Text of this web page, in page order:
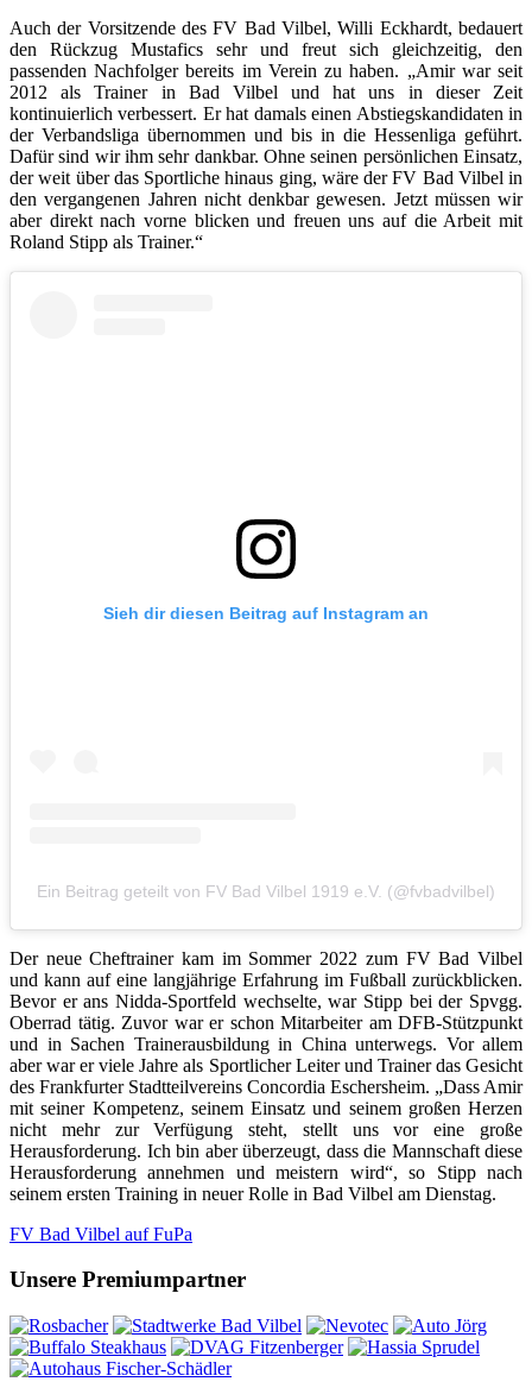
Auch der Vorsitzende des FV Bad Vilbel, Willi Eckhardt, bedauert
den Rückzug Mustafics sehr und freut sich gleichzeitig, den
passenden Nachfolger bereits im Verein zu haben. „Amir war seit
2012 als Trainer in Bad Vilbel und hat uns in dieser Zeit
kontinuierlich verbessert. Er hat damals einen Abstiegskandidaten in
der Verbandsliga übernommen und bis in die Hessenliga geführt.
Dafür sind wir ihm sehr dankbar. Ohne seinen persönlichen Einsatz,
der weit über das Sportliche hinaus ging, wäre der FV Bad Vilbel in
den vergangenen Jahren nicht denkbar gewesen. Jetzt müssen wir
aber direkt nach vorne blicken und freuen uns auf die Arbeit mit
Roland Stipp als Trainer.“
Sieh dir diesen Beitrag auf Instagram an
Ein Beitrag geteilt von FV Bad Vilbel 1919 e.V. (@fvbadvilbel)
Der neue Cheftrainer kam im Sommer 2022 zum FV Bad Vilbel
und kann auf eine langjährige Erfahrung im Fußball zurückblicken.
Bevor er ans Nidda-Sportfeld wechselte, war Stipp bei der Spvgg.
Oberrad tätig. Zuvor war er schon Mitarbeiter am DFB-Stützpunkt
und in Sachen Trainerausbildung in China unterwegs. Vor allem
aber war er viele Jahre als Sportlicher Leiter und Trainer das Gesicht
des Frankfurter Stadtteilvereins Concordia Eschersheim. „Dass Amir
mit seiner Kompetenz, seinem Einsatz und seinem großen Herzen
nicht mehr zur Verfügung steht, stellt uns vor eine große
Herausforderung. Ich bin aber überzeugt, dass die Mannschaft diese
Herausforderung annehmen und meistern wird“, so Stipp nach
seinem ersten Training in neuer Rolle in Bad Vilbel am Dienstag.
FV Bad Vilbel auf FuPa
Unsere Premiumpartner